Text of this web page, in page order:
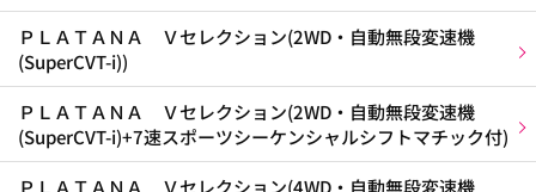
ＰＬＡＴＡＮＡ Ｖセレクション(2WD・自動無段変速機
(SuperCVT-i))
ＰＬＡＴＡＮＡ Ｖセレクション(2WD・自動無段変速機
(SuperCVT-i)+7速スポーツシーケンシャルシフトマチック付)
ＰＬＡＴＡＮＡ Ｖセレクション(4WD・自動無段変速機